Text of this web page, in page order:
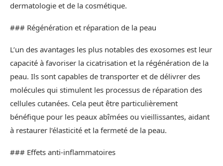
dermatologie et de la cosmétique.
### Régénération et réparation de la peau
L’un des avantages les plus notables des exosomes est leur
capacité à favoriser la cicatrisation et la régénération de la
peau. Ils sont capables de transporter et de délivrer des
molécules qui stimulent les processus de réparation des
cellules cutanées. Cela peut être particulièrement
bénéfique pour les peaux abîmées ou vieillissantes, aidant
à restaurer l’élasticité et la fermeté de la peau.
### Effets anti-inflammatoires